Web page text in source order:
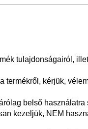
tulajdonságairól,
termékről, kérjük,
belső használatra
kezeljük, NEM